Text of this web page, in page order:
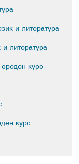
и литература
и литература
курс
курс